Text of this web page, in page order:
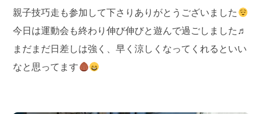
親子技巧走も参加して下さりありがとうございました
今日は運動会も終わり伸び伸びと遊んで過ごしました♬
まだまだ日差しは強く、早く涼しくなってくれるといい
なと思ってます